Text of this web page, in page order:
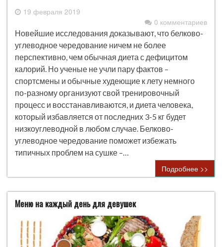
19 февраля 2019
0 комментариев
Новейшие исследования доказывают, что белково-
углеводное чередование ничем не более
перспективно, чем обычная диета с дефицитом
калорий. Но ученые не учли пару фактов –
спортсмены и обычные худеющие к лету немного
по-разному организуют свой тренировочный
процесс и восстанавливаются, и диета человека,
который избавляется от последних 3-5 кг будет
низкоуглеводной в любом случае. Белково-
углеводное чередование поможет избежать
типичных проблем на сушке –…
Подробнее >>
Меню на каждый день для девушек